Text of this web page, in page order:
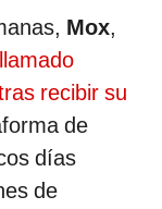
Mox,
recibir su
de
días
de